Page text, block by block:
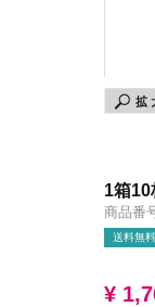
1箱10
商品番
送料無料
¥